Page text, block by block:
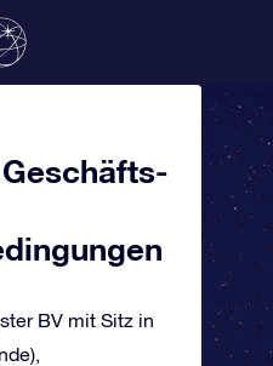
BV mit Sitz in